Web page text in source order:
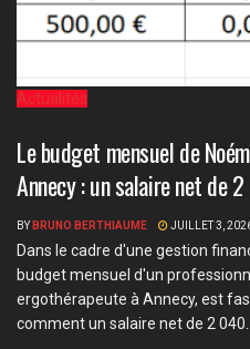
Actualités
Le budget mensuel de
Annecy : un salaire net de
BY BRUNO BERTHIAUME JUILLET 3,
Dans le cadre d'une gestion
budget mensuel d'un
ergothérapeute à Annecy, est
comment un salaire net de 2 040...